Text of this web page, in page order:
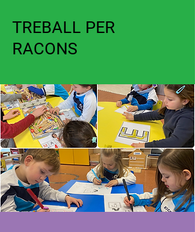
TREBALL PER
RACONS